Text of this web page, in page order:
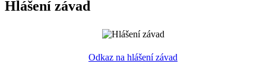
Hlášení závad
Odkaz na hlášení závad